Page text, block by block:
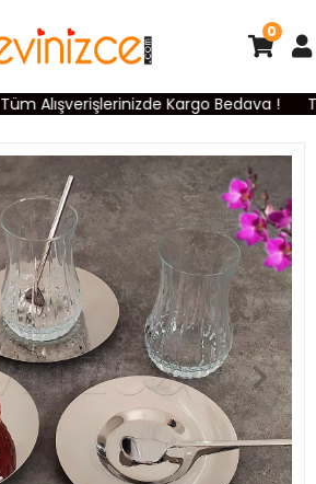
Tüm Alışverişlerinizde Kargo Bedava !
0